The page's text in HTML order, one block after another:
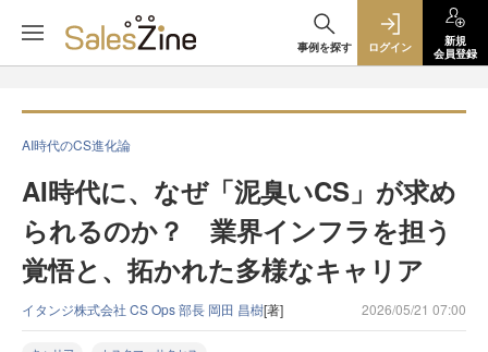
事例を探す ログイン
新規
会員登録
AI時代のCS進化論
AI時代に、なぜ「泥臭いCS」が求め
られるのか？ 業界インフラを担う
覚悟と、拓かれた多様なキャリア
イタンジ株式会社 CS Ops 部長 岡田 昌樹[著] 2026/05/21 07:00